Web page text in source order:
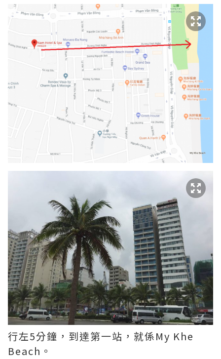
行左5分鐘，到達第一站，就係My Khe
Beach。